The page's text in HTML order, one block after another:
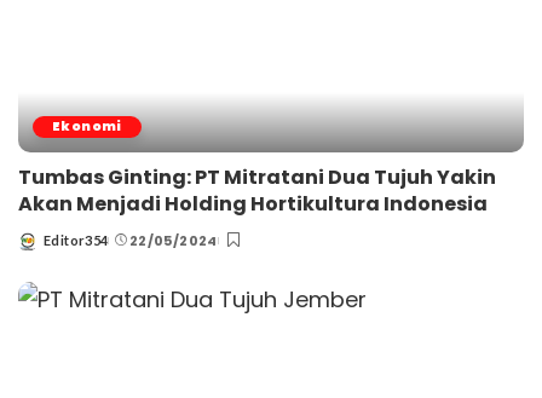
Ekonomi
Tumbas Ginting: PT Mitratani Dua Tujuh Yakin
Akan Menjadi Holding Hortikultura Indonesia
Posted
Editor354 22/05/2024